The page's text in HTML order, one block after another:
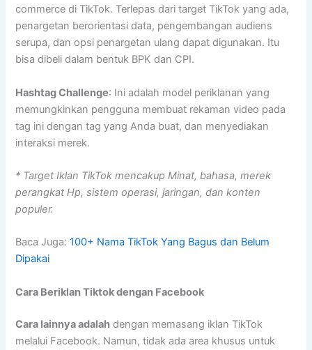
commerce di TikTok. Terlepas dari target TikTok yang ada,
penargetan berorientasi data, pengembangan audiens
serupa, dan opsi penargetan ulang dapat digunakan. Itu
bisa dibeli dalam bentuk BPK dan CPI.
Hashtag Challenge: Ini adalah model periklanan yang
memungkinkan pengguna membuat rekaman video pada
tag ini dengan tag yang Anda buat, dan menyediakan
interaksi merek.
* Target Iklan TikTok mencakup Minat, bahasa, merek
perangkat Hp, sistem operasi, jaringan, dan konten
populer.
Baca Juga:100+ Nama TikTok Yang Bagus dan Belum
Dipakai
Cara Beriklan Tiktok dengan Facebook
Cara lainnya adalah dengan memasang iklan TikTok
melalui Facebook. Namun, tidak ada area khusus untuk